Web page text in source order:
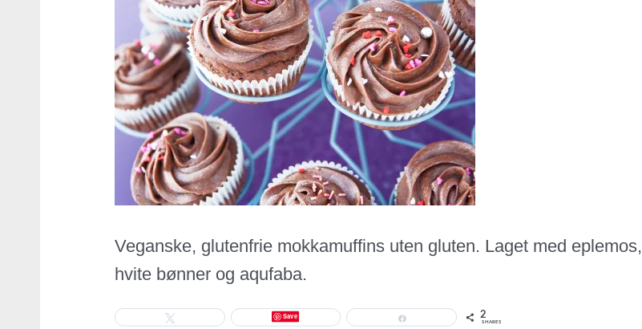
Veganske, glutenfrie mokkamuffins uten gluten. Laget med eplemos,
hvite bønner og aqufaba.
Save 2
SHARES